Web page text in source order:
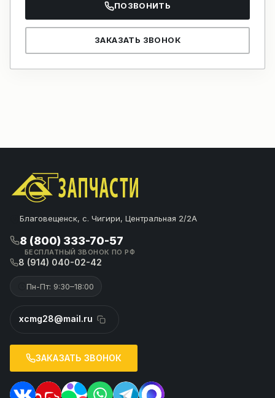
ПОЗВОНИТЬ
ЗАКАЗАТЬ ЗВОНОК
Благовещенск, с. Чигири, Центральная 2/2А
8 (800) 333-70-57
БЕСПЛАТНЫЙ ЗВОНОК ПО РФ
8 (914) 040-02-42
Пн-Пт: 9:30–18:00
xcmg28@mail.ru
ЗАКАЗАТЬ ЗВОНОК